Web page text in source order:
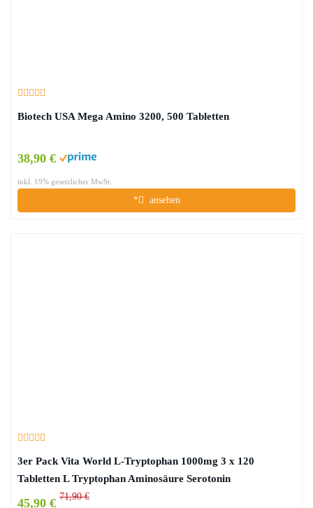
Biotech USA Mega Amino 3200, 500 Tabletten
38,90 €
inkl. 19% gesetzlicher MwSt.
* ansehen
3er Pack Vita World L-Tryptophan 1000mg 3 x 120
Tabletten L Tryptophan Aminosäure Serotonin
45,90 € 71,90 €